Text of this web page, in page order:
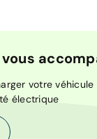
votre
électrique